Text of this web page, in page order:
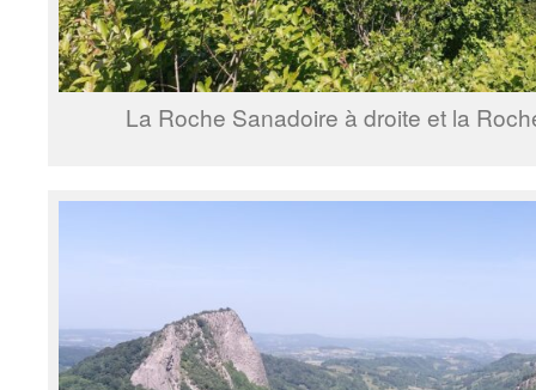
La Roche Sanadoire à droite et la